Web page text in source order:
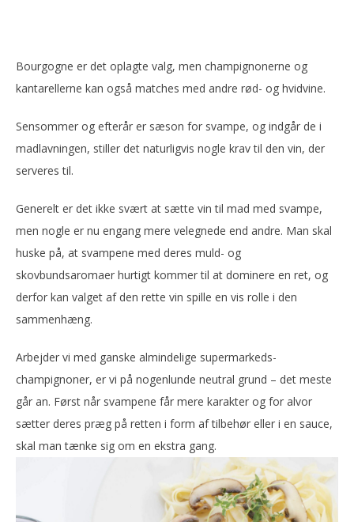
Bourgogne er det oplagte valg, men champignonerne og
kantarellerne kan også matches med andre rød- og hvidvine.
Sensommer og efterår er sæson for svampe, og indgår de i
madlavningen, stiller det naturligvis nogle krav til den vin, der
serveres til.
Generelt er det ikke svært at sætte vin til mad med svampe,
men nogle er nu engang mere velegnede end andre. Man skal
huske på, at svampene med deres muld- og
skovbundsaromaer hurtigt kommer til at dominere en ret, og
derfor kan valget af den rette vin spille en vis rolle i den
sammenhæng.
Arbejder vi med ganske almindelige supermarkeds-
champignoner, er vi på nogenlunde neutral grund – det meste
går an. Først når svampene får mere karakter og for alvor
sætter deres præg på retten i form af tilbehør eller i en sauce,
skal man tænke sig om en ekstra gang.